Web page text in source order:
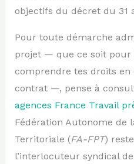
objectifs du décret du 31
Pour toute démarche
projet — que ce soit pour
comprendre tes droits
contrat —, pense à
agences France Travail
Fédération Autonome de
Territoriale (FA-FPT)
l’interlocuteur syndical